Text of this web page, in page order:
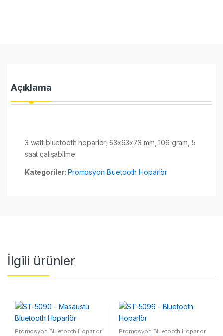
Açıklama
3 watt bluetooth hoparlör, 63x63x73 mm, 106 gram, 5
saat çalışabilme
Kategoriler:Promosyon Bluetooth Hoparlör
İlgili ürünler
Promosyon Bluetooth Hoparlör Promosyon Bluetooth Hoparlör